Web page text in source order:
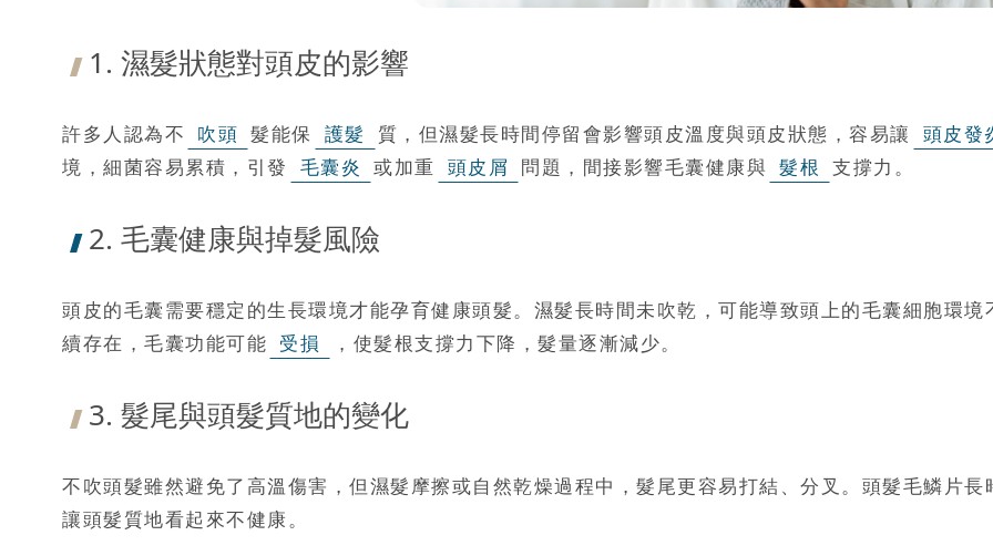
1. 濕髮狀態對頭皮的影響
許多人認為不 吹頭 髮能保 護髮 質，但濕髮長時間停留會影響頭皮溫度與頭皮狀態，容易讓
頭皮發
境，細菌容易累積，引發
毛囊炎 或加重 頭皮屑 問題，間接影響毛囊健康與 髮根 支撐力。
2. 毛囊健康與掉髮風險
頭皮的毛囊需要穩定的生長環境才能孕育健康頭髮。濕髮長時間未吹乾，可能導致頭上的毛囊細胞環境
續存在，毛囊功能可能 受損 ，使髮根支撐力下降，髮量逐漸減少。
3. 髮尾與頭髮質地的變化
不吹頭髮雖然避免了高溫傷害，但濕髮摩擦或自然乾燥過程中，髮尾更容易打結、分叉。頭髮毛鱗片
讓頭髮質地看起來不健康。